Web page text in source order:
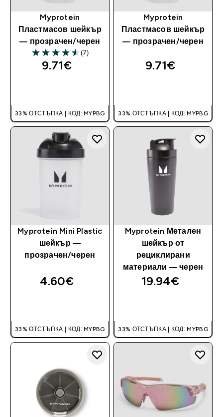
Myprotein
Пластмасов шейкър
— прозрачен/черен
4.57 out of 5 stars
(7)
9.71€‎
33% ОТСТЪПКА | КОД: MYPBG
Myprotein
Пластмасов шейкър
— прозрачен/черен
9.71€‎
33% ОТСТЪПКА | КОД: MYPBG
Myprotein Mini Plastic
шейкър —
прозрачен/черен
4.60€‎
33% ОТСТЪПКА | КОД: MYPBG
Myprotein Метален
шейкър от
рециклирани
материали — черен
19.94€‎
33% ОТСТЪПКА | КОД: MYPBG